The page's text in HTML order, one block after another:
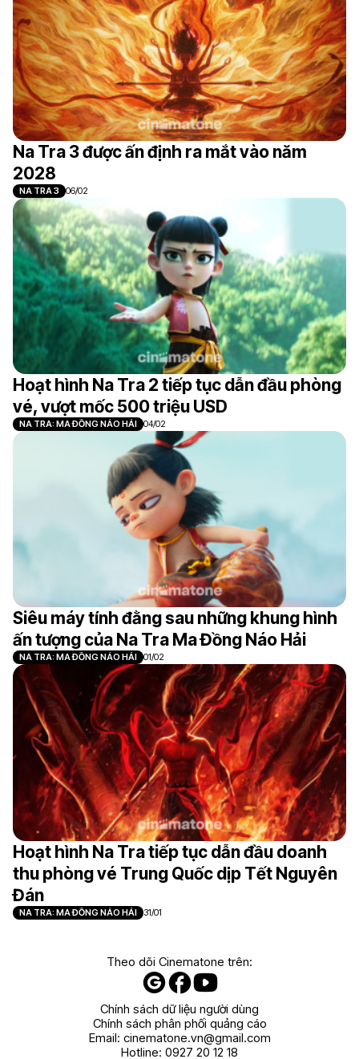
Na Tra 3 được ấn định ra mắt vào năm
2028
NA TRA 3 06/02
Hoạt hình Na Tra 2 tiếp tục dẫn đầu phòng
vé, vượt mốc 500 triệu USD
NA TRA: MA ĐỒNG NÁO HẢI 04/02
Siêu máy tính đằng sau những khung hình
ấn tượng của Na Tra Ma Đồng Náo Hải
NA TRA: MA ĐỒNG NÁO HẢI 01/02
Hoạt hình Na Tra tiếp tục dẫn đầu doanh
thu phòng vé Trung Quốc dịp Tết Nguyên
Đán
NA TRA: MA ĐỒNG NÁO HẢI 31/01
Theo dõi Cinematone trên:
Chính sách dữ liệu người dùng
Chính sách phân phối quảng cáo
Email: cinematone.vn@gmail.com
Hotline: 0927 20 12 18